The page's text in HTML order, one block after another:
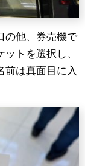
の他、券売機で
トを選択し、
前は真面目に入